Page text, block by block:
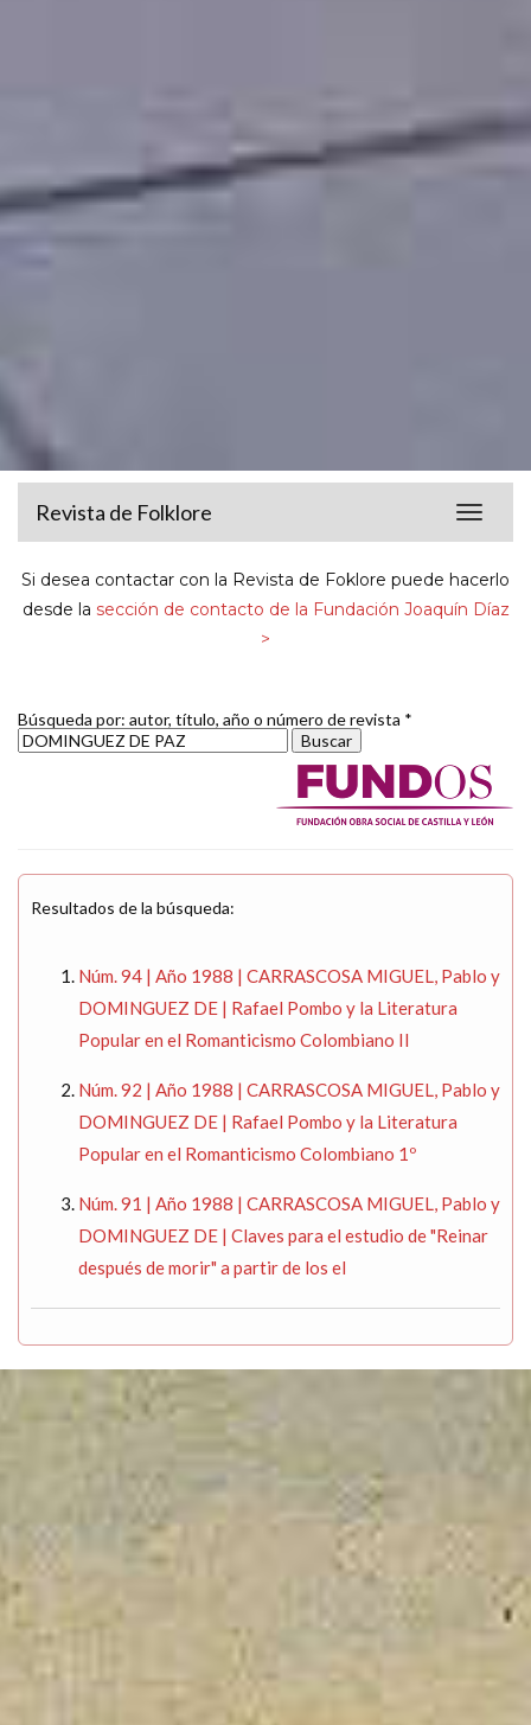
Toggle
Revista de Folklore
Si desea contactar con la Revista de Foklore puede hacerlo
desde la sección de contacto de la Fundación Joaquín Díaz
>
Búsqueda por: autor, título, año o número de revista *
Resultados de la búsqueda:
Núm. 94 | Año 1988 | CARRASCOSA MIGUEL, Pablo y
DOMINGUEZ DE | Rafael Pombo y la Literatura
Popular en el Romanticismo Colombiano II
Núm. 92 | Año 1988 | CARRASCOSA MIGUEL, Pablo y
DOMINGUEZ DE | Rafael Pombo y la Literatura
Popular en el Romanticismo Colombiano 1º
Núm. 91 | Año 1988 | CARRASCOSA MIGUEL, Pablo y
DOMINGUEZ DE | Claves para el estudio de "Reinar
después de morir" a partir de los el